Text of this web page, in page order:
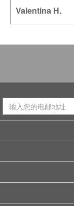
Valentina H.